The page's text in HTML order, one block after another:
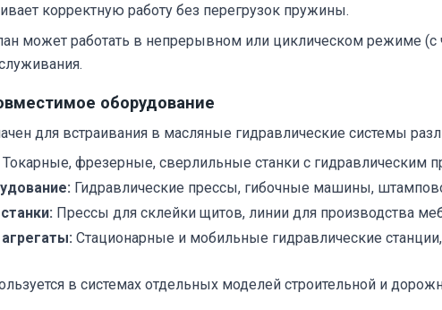
корректную работу без перегрузок пружины.
может работать в непрерывном или циклическом режиме
оборудование
для встраивания в масляные гидравлические системы
Токарные, фрезерные, сверлильные станки с гидравлическим
Гидравлические прессы, гибочные машины,
Прессы для склейки щитов, линии для производства
Стационарные и мобильные гидравлические
в системах отдельных моделей строительной и